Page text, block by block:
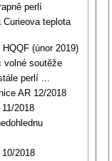
perlí
teplota
(únor 2019)
volné soutěže
perlí ...
AR 12/2018
2018
2018